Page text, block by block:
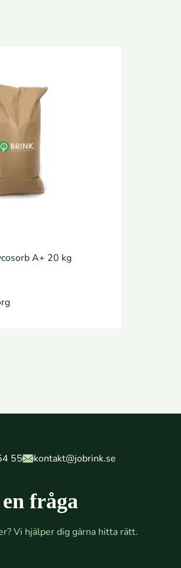
A+ 20 kg
55 kontakt@jobrink.se
fråga
Vi hjälper dig gärna hitta rätt.